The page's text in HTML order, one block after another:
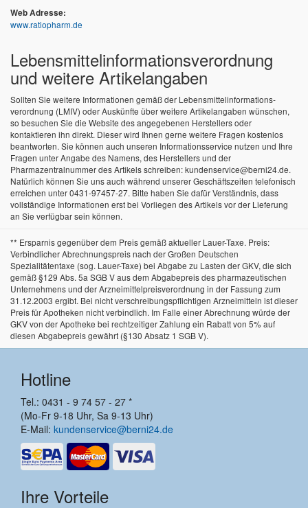
Web Adresse:
www.ratiopharm.de
Lebensmittel­informations­verordnung
und weitere Artikelangaben
Sollten Sie weitere Informationen gemäß der Lebensmittel­informations­
verordnung (LMIV) oder Auskünfte über weitere Artikelangaben wünschen,
so besuchen Sie die Website des angegebenen Herstellers oder
kontaktieren ihn direkt. Dieser wird Ihnen gerne weitere Fragen kostenlos
beantworten. Sie können auch unseren Informationsservice nutzen und Ihre
Fragen unter Angabe des Namens, des Herstellers und der
Pharmazentralnummer des Artikels schreiben: kundenservice@berni24.de.
Natürlich können Sie uns auch während unserer Geschäftszeiten telefonisch
erreichen unter 0431-97457-27. Bitte haben Sie dafür Verständnis, dass
vollständige Informationen erst bei Vorliegen des Artikels vor der Lieferung
an Sie verfügbar sein können.
** Ersparnis gegenüber dem Preis gemäß aktueller Lauer-Taxe. Preis:
Verbindlicher Abrechnungspreis nach der Großen Deutschen
Spezialitätentaxe (sog. Lauer-Taxe) bei Abgabe zu Lasten der GKV, die sich
gemäß §129 Abs. 5a SGB V aus dem Abgabepreis des pharmazeutischen
Unternehmens und der Arzneimittelpreisverordnung in der Fassung zum
31.12.2003 ergibt. Bei nicht verschreibungspflichtigen Arzneimitteln ist dieser
Preis für Apotheken nicht verbindlich. Im Falle einer Abrechnung würde der
GKV von der Apotheke bei rechtzeitiger Zahlung ein Rabatt von 5% auf
diesen Abgabepreis gewährt (§130 Absatz 1 SGB V).
Hotline
Tel.: 0431 - 9 74 57 - 27 *
(Mo-Fr 9-18 Uhr, Sa 9-13 Uhr)
E-Mail: kundenservice@berni24.de
Ihre Vorteile